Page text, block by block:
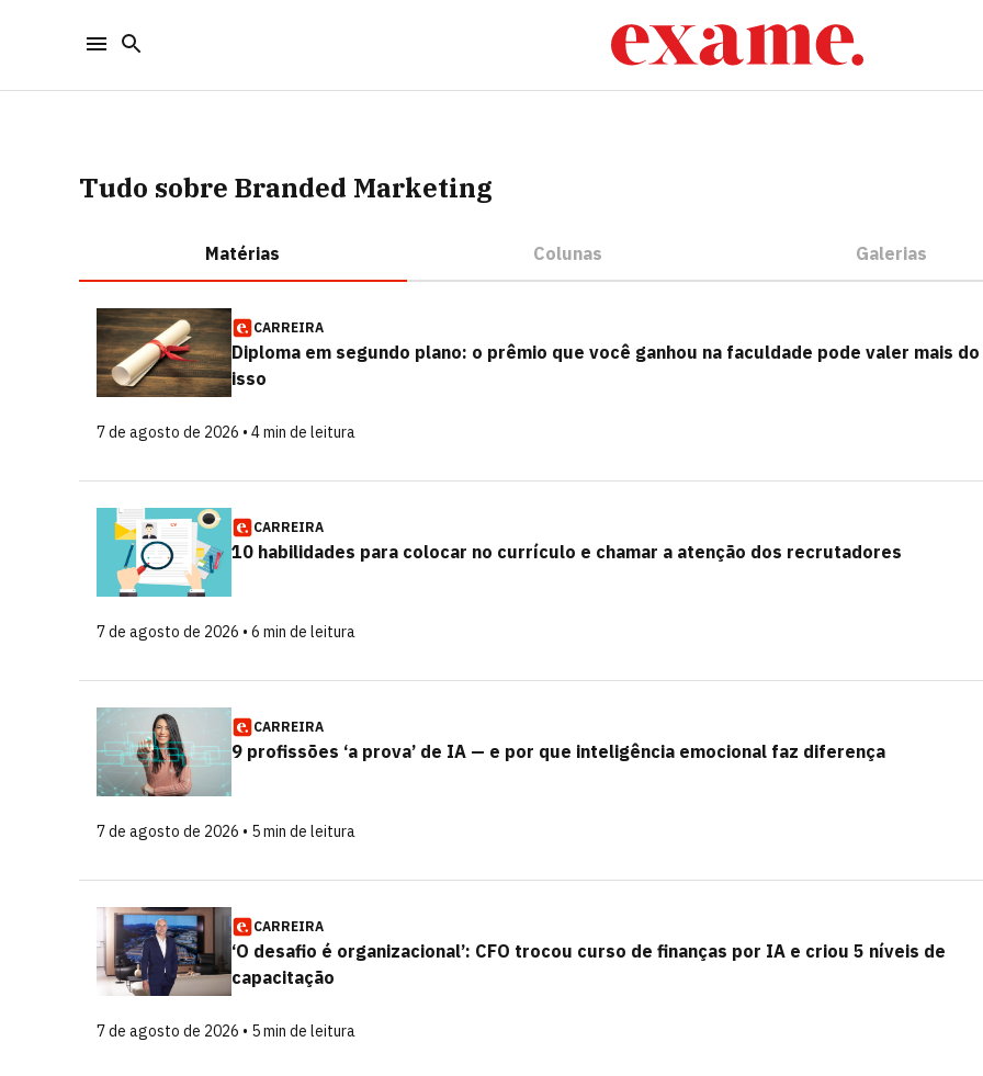
Tudo sobre Branded Marketing
Matérias Colunas Galerias
CARREIRA
Diploma em segundo plano: o prêmio que você ganhou na faculdade pode valer mais
isso
7 de agosto de 2026 • 4 min de leitura
CARREIRA
10 habilidades para colocar no currículo e chamar a atenção dos recrutadores
7 de agosto de 2026 • 6 min de leitura
CARREIRA
9 profissões ‘a prova’ de IA — e por que inteligência emocional faz diferença
7 de agosto de 2026 • 5 min de leitura
CARREIRA
‘O desafio é organizacional’: CFO trocou curso de finanças por IA e criou 5 níveis de
capacitação
7 de agosto de 2026 • 5 min de leitura